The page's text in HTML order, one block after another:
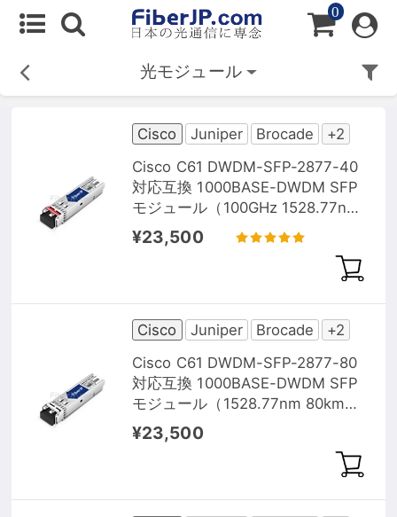
0
光モジュール
Cisco Juniper Brocade
+2
Cisco C61 DWDM-SFP-2877-40
対応互換 1000BASE-DWDM SFP
モジュール（100GHz 1528.77nm
40km DOM）
¥23,500
Cisco Juniper Brocade
+2
Cisco C61 DWDM-SFP-2877-80
対応互換 1000BASE-DWDM SFP
モジュール（1528.77nm 80km
DOM）
¥23,500